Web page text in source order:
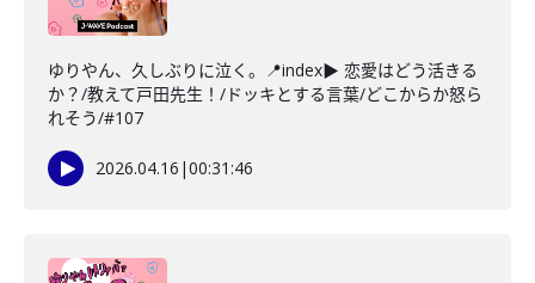
ゆりやん、久しぶりに泣く。📍index▶ 恋愛はどう活きる
か？/教えて戸田先生！/ドッキとする言葉/どこからか怒ら
れそう/#107
2026.04.16 |00:31:46